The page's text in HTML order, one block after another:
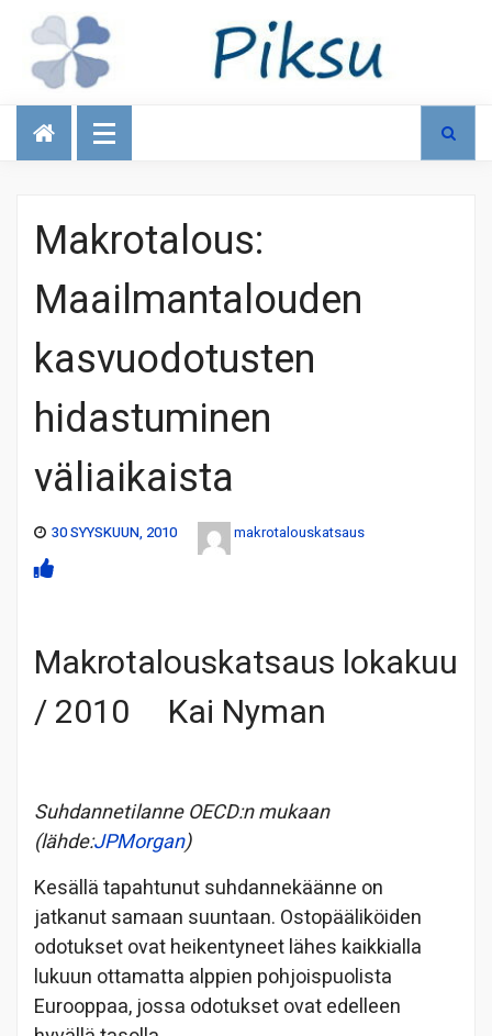
Talous
Makrotalous:
Maailmantalouden
kasvuodotusten
hidastuminen
väliaikaista
30 SYYSKUUN, 2010 makrotalouskatsaus
Makrotalouskatsaus lokakuu
/ 2010 Kai Nyman
Suhdannetilanne OECD:n mukaan
(lähde:JPMorgan)
Kesällä tapahtunut suhdannekäänne on
jatkanut samaan suuntaan. Ostopääliköiden
odotukset ovat heikentyneet lähes kaikkialla
lukuun ottamatta alppien pohjoispuolista
Eurooppaa, jossa odotukset ovat edelleen